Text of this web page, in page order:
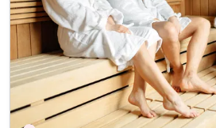
Nutzung des Außenpools (ca. Mai-
* am Sonntag hat das Restaurant